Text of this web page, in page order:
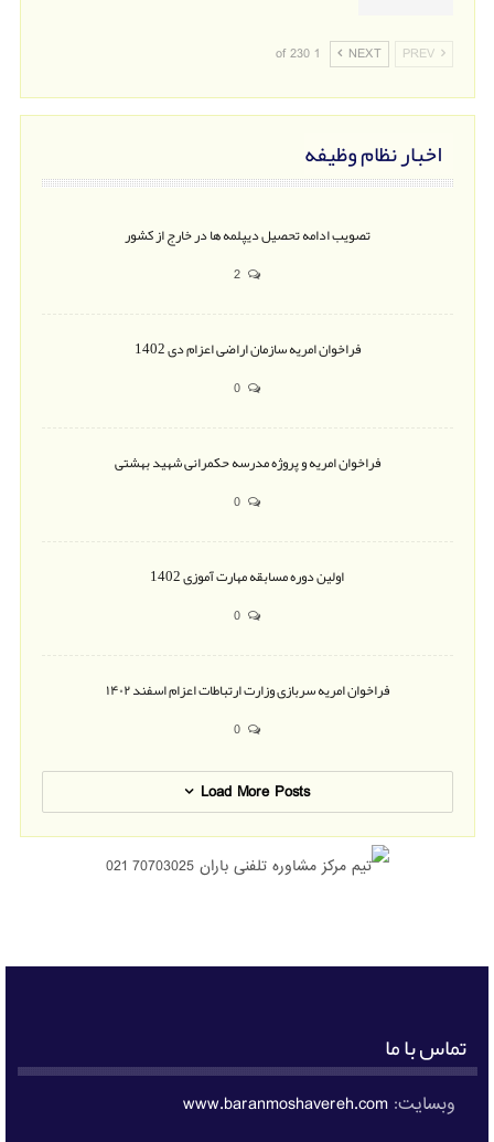
PREV
NEXT
1 of 230
اخبار نظام وظیفه
تصویب ادامه تحصیل دیپلمه ها در خارج از کشور
فراخوان امریه سازمان اراضی اعزام دی 1402
فراخوان امریه و پروژه مدرسه حکمرانی شهید بهشتی
اولین دوره مسابقه مهارت آموزی 1402
فراخوان امریه سربازی وزارت ارتباطات اعزام اسفند ۱۴۰۲
Load More Posts
تماس با ما
وبسایت:www.baranmoshavereh.com